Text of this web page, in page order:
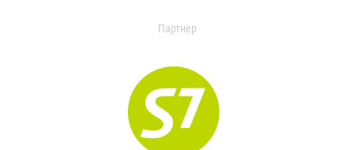
Партнер